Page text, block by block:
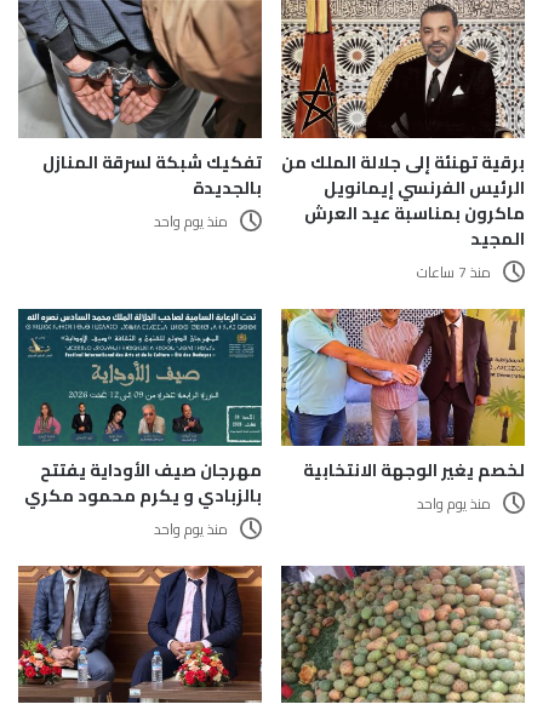
برقية تهنئة إلى جلالة الملك من
الرئيس الفرنسي إيمانويل
ماكرون بمناسبة عيد العرش
المجيد
منذ 7 ساعات
تفكيك شبكة لسرقة المنازل
بالجديدة
منذ يوم واحد
لخصم يغير الوجهة الانتخابية
منذ يوم واحد
مهرجان صيف الأوداية يفتتح
بالزبادي و يكرم محمود مكري
منذ يوم واحد